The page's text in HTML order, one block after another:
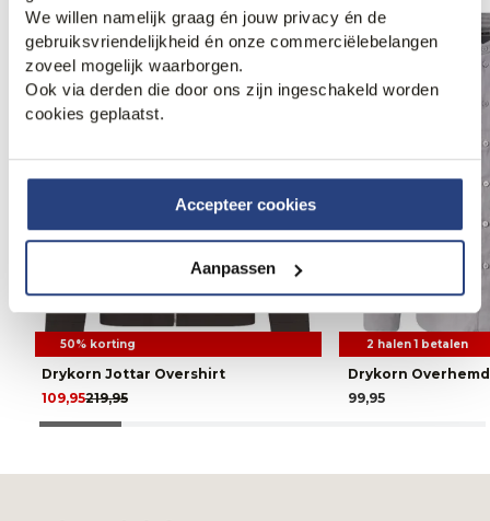
We willen namelijk graag én jouw privacy én de
gebruiksvriendelijkheid én onze commerciëlebelangen
zoveel mogelijk waarborgen.
Ook via derden die door ons zijn ingeschakeld worden
cookies geplaatst.
Accepteer cookies
Aanpassen
50% korting
Drykorn Jottar Overshirt
219,95
109,95
Weekdeal.
2 halen 1 betalen
Drykorn
99,95